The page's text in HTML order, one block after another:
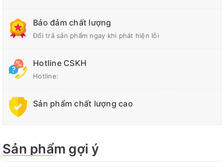
Bảo đảm chất lượng
Đổi trả sản phẩm ngay khi phát hiện lỗi
Hotline CSKH
Hotline:
Sản phẩm chất lượng cao
Sản phẩm gợi ý